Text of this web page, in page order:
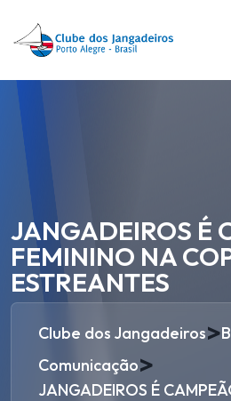
JANGADEIROS É
FEMININO NA
ESTREANTES
Clube dos Jangadeiros>
Comunicação>
JANGADEIROS É